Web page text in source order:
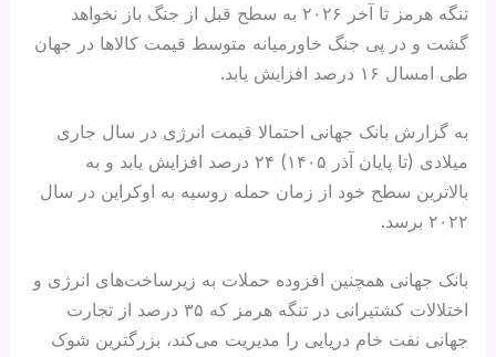
تنگه هرمز تا آخر ۲۰۲۶ به سطح قبل از جنگ باز نخواهد
گشت و در پی جنگ خاورمیانه متوسط قیمت کالاها در جهان
طی امسال ۱۶ درصد افزایش یابد.
به گزارش بانک جهانی احتمالا قیمت انرژی در سال جاری
میلادی (تا پایان آذر ۱۴۰۵) ۲۴ درصد افزایش یابد و به
بالاترین سطح خود از زمان حمله روسیه به اوکراین در سال
۲۰۲۲ برسد.
بانک جهانی همچنین افزوده حملات به زیرساخت‌های انرژی و
اختلالات کشتیرانی در تنگه هرمز که ۳۵ درصد از تجارت
جهانی نفت خام دریایی را مدیریت می‌کند، بزرگترین شوک